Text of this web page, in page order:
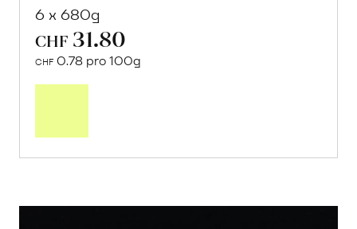
6 x 680g
CHF 31.80
CHF 0.78 pro 100g